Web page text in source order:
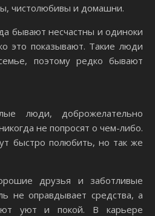
чистолюбивы и домашни.
бывают несчастны и одиноки
это показывают. Такие люди
поэтому редко бывают
люди, доброжелательно
не попросят о чем-либо.
быстро полюбить, но так же
друзья и заботливые
не оправдывает средства, а
уют и покой. В карьере